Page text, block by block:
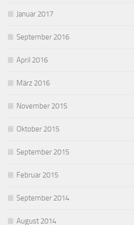
Januar 2017
September 2016
April 2016
März 2016
November 2015
Oktober 2015
September 2015
Februar 2015
September 2014
August 2014